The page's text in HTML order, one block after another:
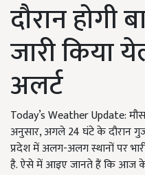
दौरान होगी
जारी किया
अलर्ट
Today’s Weather Update:
अनुसार, अगले 24 घंटे के दौरान
प्रदेश में अलग-अलग स्थानों पर
है. ऐसे में आइए जानते हैं कि आज